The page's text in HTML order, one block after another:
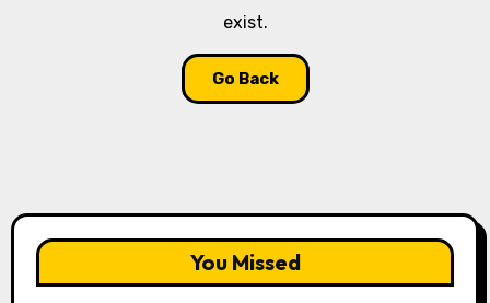
exist.
Go Back
You Missed